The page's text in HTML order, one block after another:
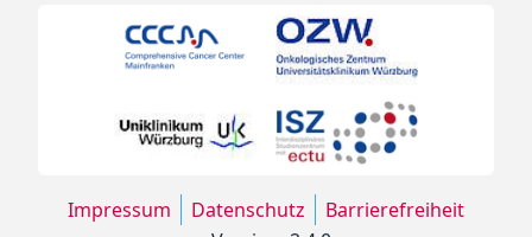
Impressum Datenschutz
Barrierefreiheit